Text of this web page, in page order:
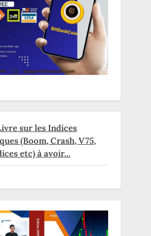
sur les Indices
(Boom, Crash, V75,
etc) à avoir...